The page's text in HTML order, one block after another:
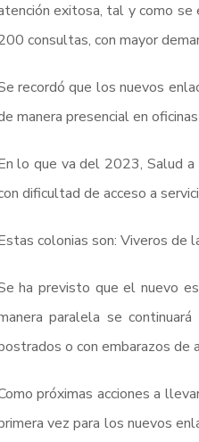
exitosa, tal y como se
consultas, con mayor
recordó que los nuevos
manera presencial en
lo que va del 2023, Salud
dificultad de acceso a
colonias son: Viveros de
ha previsto que el nuevo
paralela se
o con embarazos de
próximas acciones a
vez para los nuevos